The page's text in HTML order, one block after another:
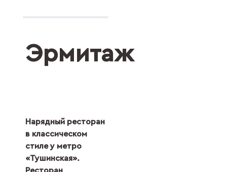
Эрмитаж
Нарядный ресторан
в классическом
стиле у метро
«Тушинская».